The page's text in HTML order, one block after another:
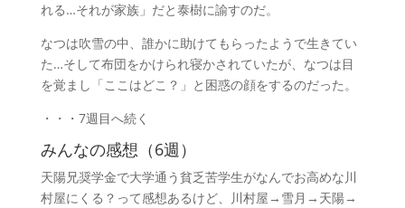
れる…それが家族」だと泰樹に諭すのだ。
なつは吹雪の中、誰かに助けてもらったようで生きてい
た…そして布団をかけられ寝かされていたが、なつは目
を覚まし「ここはどこ？」と困惑の顔をするのだった。
・・・7週目へ続く
みんなの感想（6週）
天陽兄奨学金で大学通う貧乏苦学生がなんでお高めな川
村屋にくる？って感想あるけど、川村屋→雪月→天陽→